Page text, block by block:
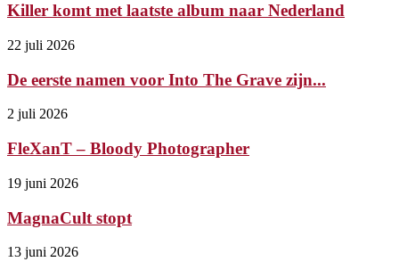
Killer komt met laatste album naar Nederland
22 juli 2026
De eerste namen voor Into The Grave zijn...
2 juli 2026
FleXanT – Bloody Photographer
19 juni 2026
MagnaCult stopt
13 juni 2026